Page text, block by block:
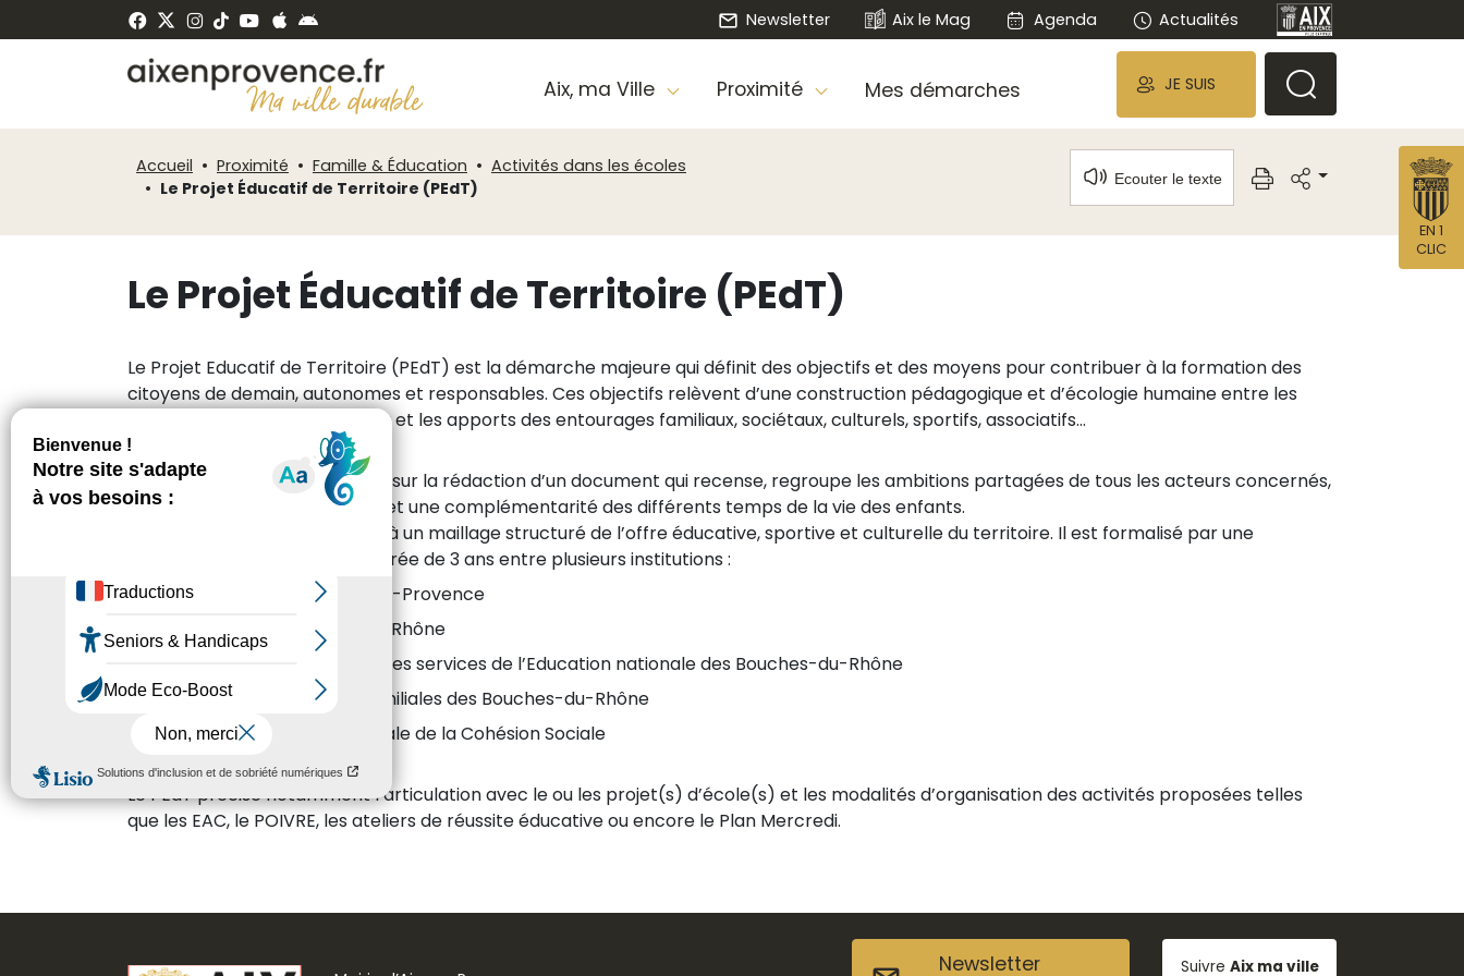
Newsletter Aix le Mag Agenda Actualités
Aix, ma Ville Proximité Mes démarches JE SUIS
Accueil Proximité Famille & Éducation
Activités dans les écoles
Le Projet Éducatif de Territoire (PEdT)
Ecouter le texte
Le Projet Éducatif de Territoire (PEdT)
Le Projet Educatif de Territoire (PEdT) est la démarche majeure qui définit des objectifs et des moyens pour contribuer à la formation des
citoyens de demain, autonomes et responsables. Ces objectifs relèvent d’une construction pédagogique et d’écologie humaine entre les
enseignements fondamentaux et les apports des entourages familiaux, sociétaux, culturels, sportifs, associatifs...
Le PEdT, plan triannuel, repose sur la rédaction d’un document qui recense, regroupe les ambitions partagées de tous les acteurs concernés,
pour tendre à une cohérence et une complémentarité des différents temps de la vie des enfants.
Ce document est la base utile à un maillage structuré de l’offre éducative, sportive et culturelle du territoire. Il est formalisé par une
convention signée pour une durée de 3 ans entre plusieurs institutions :
le Maire de la Ville d’Aix-en-Provence
le Préfet des Bouches-du-Rhône
le Directeur académique des services de l’Education nationale des Bouches-du-Rhône
la Caisse d’Allocations Familiales des Bouches-du-Rhône
la Direction départementale de la Cohésion Sociale
Le PEdT précise notamment l’articulation avec le ou les projet(s) d’école(s) et les modalités d’organisation des activités proposées telles
que les EAC, le POIVRE, les ateliers de réussite éducative ou encore le Plan Mercredi.
Newsletter Suivre Aix ma ville
EN 1
CLIC
de
Panneau de gestion des cookies